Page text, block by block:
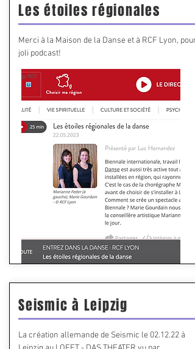
Les étoiles régionales
Merci à la Maison de la Danse et à RCF Lyon, pour
joli podcast!
Seismic à Leipzig
La création allemande de Seismic le 02.12.22 à